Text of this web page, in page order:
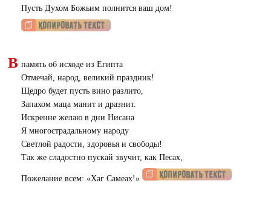
Пусть Духом Божьим полнится ваш дом!
В память об исходе из Египта
Отмечай, народ, великий праздник!
Щедро будет пусть вино разлито,
Запахом маца манит и дразнит.
Искренне желаю в дни Нисана
Я многострадальному народу
Светлой радости, здоровья и свободы!
Так же сладостно пускай звучит, как Песах,
Пожелание всем: «Хаг Самеах!»